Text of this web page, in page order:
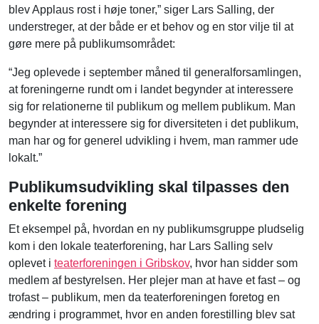
blev Applaus rost i høje toner,” siger Lars Salling, der
understreger, at der både er et behov og en stor vilje til at
gøre mere på publikumsområdet:
“Jeg oplevede i september måned til generalforsamlingen,
at foreningerne rundt om i landet begynder at interessere
sig for relationerne til publikum og mellem publikum. Man
begynder at interessere sig for diversiteten i det publikum,
man har og for generel udvikling i hvem, man rammer ude
lokalt.”
Publikumsudvikling skal tilpasses den
enkelte forening
Et eksempel på, hvordan en ny publikumsgruppe pludselig
kom i den lokale teaterforening, har Lars Salling selv
oplevet i teaterforeningen i Gribskov, hvor han sidder som
medlem af bestyrelsen. Her plejer man at have et fast – og
trofast – publikum, men da teaterforeningen foretog en
ændring i programmet, hvor en anden forestilling blev sat